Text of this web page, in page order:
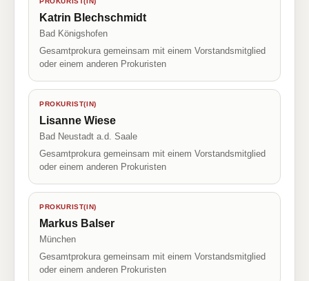
Katrin Blechschmidt
Bad Königshofen
Gesamtprokura gemeinsam mit einem Vorstandsmitglied
oder einem anderen Prokuristen
PROKURIST(IN)
Lisanne Wiese
Bad Neustadt a.d. Saale
Gesamtprokura gemeinsam mit einem Vorstandsmitglied
oder einem anderen Prokuristen
PROKURIST(IN)
Markus Balser
München
Gesamtprokura gemeinsam mit einem Vorstandsmitglied
oder einem anderen Prokuristen